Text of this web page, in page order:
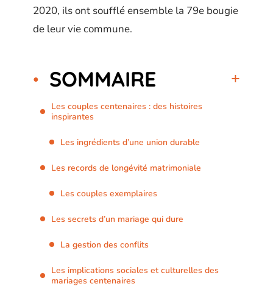
2020, ils ont soufflé ensemble la 79e bougie
de leur vie commune.
SOMMAIRE
Les couples centenaires : des histoires
inspirantes
Les ingrédients d’une union durable
Les records de longévité matrimoniale
Les couples exemplaires
Les secrets d’un mariage qui dure
La gestion des conflits
Les implications sociales et culturelles des
mariages centenaires